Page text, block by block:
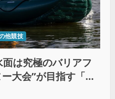
他競技
面は究極のバリアフ
大会”が目指す「誰
生社会」